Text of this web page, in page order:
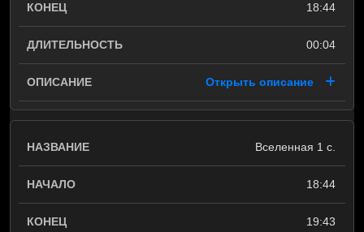
18:44
00:04
Открыть описание
Вселенная 1 с.
18:44
19:43